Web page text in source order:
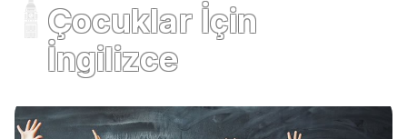
Çocuklar İçin
İngilizce